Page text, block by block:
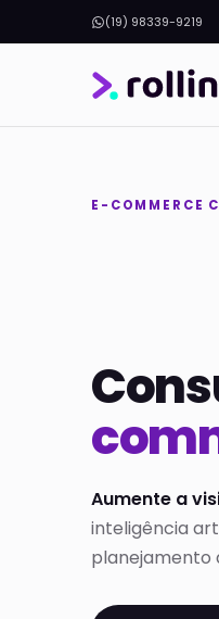
(19) 98339-9219
E-COMMERCE
Aumente a
inteligência
planejamento